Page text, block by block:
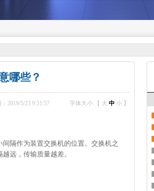
哪些？
2019/5/23 9:51:57 字体大小:【 大 中 小 】
隔作为装置交换机的位置。交换机之
远，传输质量越差。